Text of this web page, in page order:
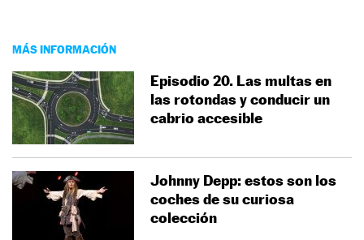
MÁS INFORMACIÓN
Episodio 20. Las multas en
las rotondas y conducir un
cabrio accesible
Johnny Depp: estos son los
coches de su curiosa
colección